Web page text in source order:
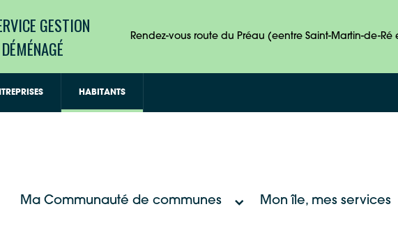
GESTION
Rendez-vous route du Préau (eentre Saint-Martin-de-Ré
HABITANTS
Ma Communauté de communes Mon île, mes services